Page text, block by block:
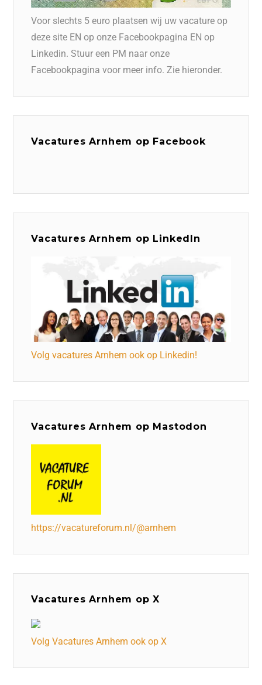
Voor slechts 5 euro plaatsen wij uw vacature op
deze site EN op onze Facebookpagina EN op
Linkedin. Stuur een PM naar onze
Facebookpagina voor meer info. Zie hieronder.
Vacatures Arnhem op Facebook
Vacatures Arnhem op LinkedIn
Volg vacatures Arnhem ook op Linkedin!
Vacatures Arnhem op Mastodon
https://vacatureforum.nl/@arnhem
Vacatures Arnhem op X
Volg Vacatures Arnhem ook op X